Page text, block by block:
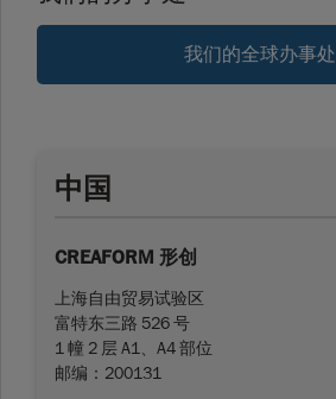
我们的全球办事处
中国
CREAFORM 形创
上海自由贸易试验区
富特东三路 526 号
1 幢 2 层 A1、A4 部位
邮编：200131